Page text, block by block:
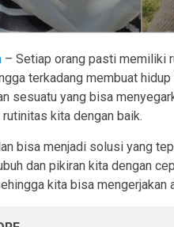
– Setiap orang pasti memiliki
terkadang membuat
sesuatu yang bisa
rutinitas kita dengan baik.
bisa menjadi solusi yang
dan pikiran kita dengan
kita bisa mengerjakan